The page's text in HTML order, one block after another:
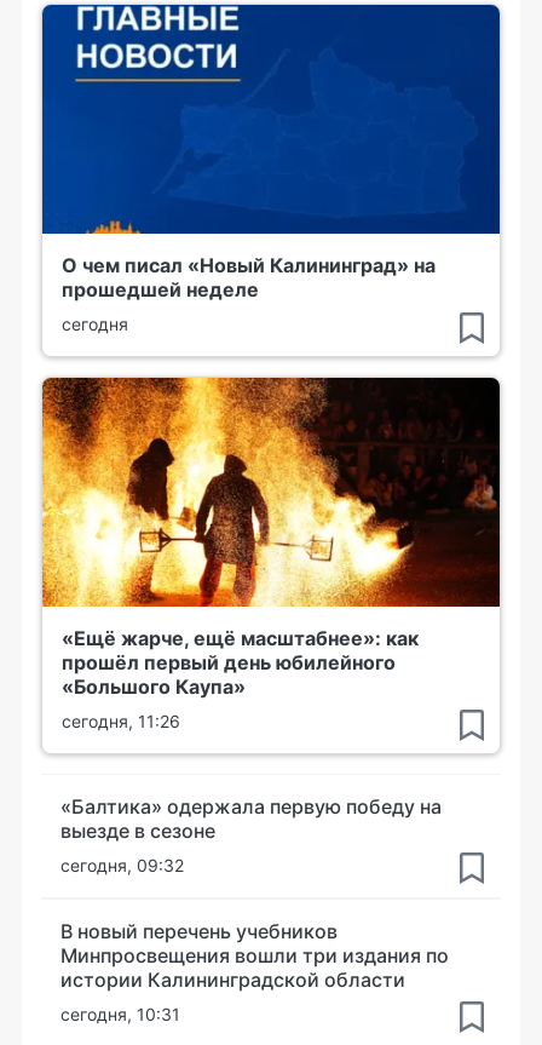
О чем писал «Новый Калининград» на
прошедшей неделе
сегодня
«Ещё жарче, ещё масштабнее»: как
прошёл первый день юбилейного
«Большого Каупа»
сегодня, 11:26
«Балтика» одержала первую победу на
выезде в сезоне
сегодня, 09:32
В новый перечень учебников
Минпросвещения вошли три издания по
истории Калининградской области
сегодня, 10:31